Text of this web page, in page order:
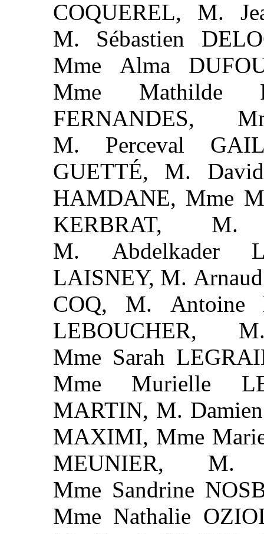
COQUEREL, M.
M. Sébastien
Mme Alma
Mme Mathilde
FERNANDES,
M. Perceval
GUETTÉ, M.
HAMDANE, Mme
KERBRAT, M.
M. Abdelkader
LAISNEY, M.
COQ, M. Antoine
LEBOUCHER,
Mme Sarah
Mme Murielle
MARTIN, M.
MAXIMI, Mme
MEUNIER, M.
Mme Sandrine
Mme Nathalie